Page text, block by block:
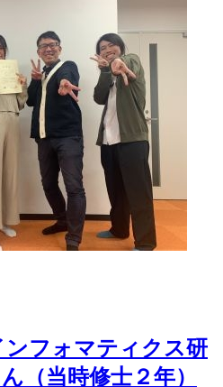
フォマティクス研
（当時修士２年）